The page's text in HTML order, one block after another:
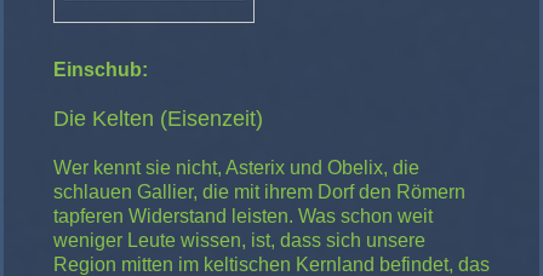
Einschub:
Die Kelten (Eisenzeit)
Wer kennt sie nicht, Asterix und Obelix, die
schlauen Gallier, die mit ihrem Dorf den Römern
tapferen Widerstand leisten. Was schon weit
weniger Leute wissen, ist, dass sich unsere
Region mitten im keltischen Kernland befindet, das